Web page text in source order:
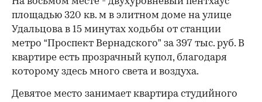
площадью 320 кв. м в элитном доме на улице
Удальцова в 15 минутах ходьбы от станции
метро “Проспект Вернадского” за 397 тыс. руб. В
квартире есть прозрачный купол, благодаря
которому здесь много света и воздуха.
Девятое место занимает квартира студийного